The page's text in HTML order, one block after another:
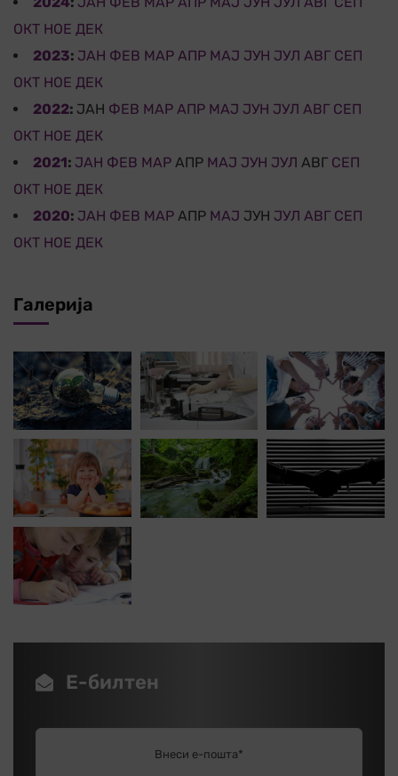
ОКТ НОЕ ДЕК
2023: ЈАН ФЕВ МАР АПР МАЈ ЈУН ЈУЛ АВГ СЕП
ОКТ НОЕ ДЕК
2022: ЈАН ФЕВ МАР АПР МАЈ ЈУН ЈУЛ АВГ СЕП
ОКТ НОЕ ДЕК
2021: ЈАН ФЕВ МАР АПР МАЈ ЈУН ЈУЛ АВГ СЕП
ОКТ НОЕ ДЕК
2020: ЈАН ФЕВ МАР АПР МАЈ ЈУН ЈУЛ АВГ СЕП
ОКТ НОЕ ДЕК
Галерија
Е-билтен